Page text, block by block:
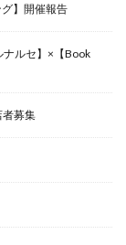
】開催報告
ナルセ】×【Book
募集